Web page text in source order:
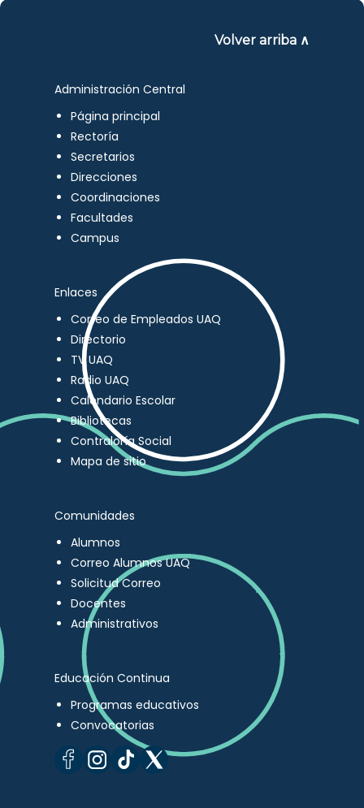
Volver arriba ∧
Administración Central
Página principal
Rectoría
Secretarios
Direcciones
Coordinaciones
Facultades
Campus
Enlaces
Correo de Empleados UAQ
Directorio
TV UAQ
Radio UAQ
Calendario Escolar
Bibliotecas
Contraloría Social
Mapa de sitio
Comunidades
Alumnos
Correo Alumnos UAQ
Solicitud Correo
Docentes
Administrativos
Educación Continua
Programas educativos
Convocatorias